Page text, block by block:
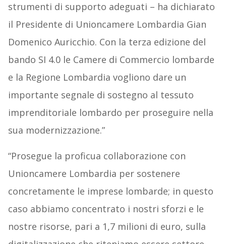
strumenti di supporto adeguati – ha dichiarato
il Presidente di Unioncamere Lombardia Gian
Domenico Auricchio. Con la terza edizione del
bando SI 4.0 le Camere di Commercio lombarde
e la Regione Lombardia vogliono dare un
importante segnale di sostegno al tessuto
imprenditoriale lombardo per proseguire nella
sua modernizzazione.”
“Prosegue la proficua collaborazione con
Unioncamere Lombardia per sostenere
concretamente le imprese lombarde; in questo
caso abbiamo concentrato i nostri sforzi e le
nostre risorse, pari a 1,7 milioni di euro, sulla